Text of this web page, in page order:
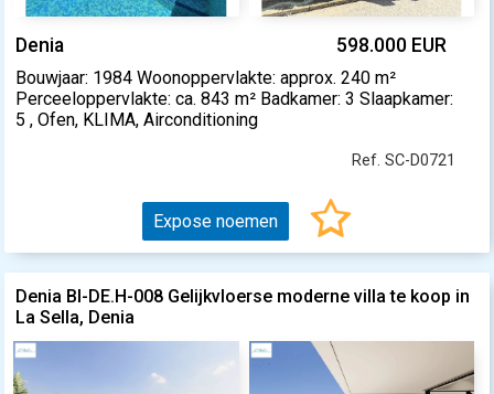
Denia 598.000 EUR
Bouwjaar: 1984 Woonoppervlakte: approx. 240 m²
Perceeloppervlakte: ca. 843 m² Badkamer: 3 Slaapkamer:
5 , Ofen, KLIMA, Airconditioning
Ref. SC-D0721
Expose noemen
Denia BI-DE.H-008 Gelijkvloerse moderne villa te koop in
La Sella, Denia